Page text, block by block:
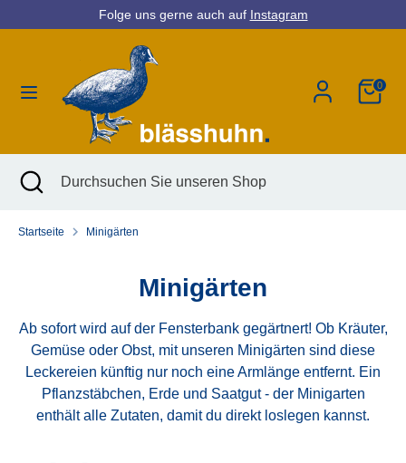
zum
Folge uns gerne auch auf Instagram
0
Währung
SuchenDurchsuchen
Sie
unseren
Shop
SuchenDurchsuchen
Shop
Suche
schließen
Startseite Minigärten
Minigärten
Ab sofort wird auf der Fensterbank gegärtnert! Ob Kräuter,
Gemüse oder Obst, mit unseren Minigärten sind diese
Leckereien künftig nur noch eine Armlänge entfernt. Ein
Pflanzstäbchen, Erde und Saatgut - der Minigarten
enthält alle Zutaten, damit du direkt loslegen kannst.